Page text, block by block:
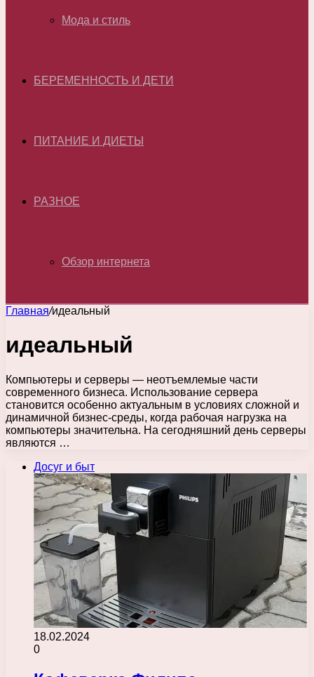
Мода и стиль
БЕРЕМЕННОСТЬ И ДЕТИ
ПИТАНИЕ И ДИЕТЫ
РАЗНОЕ
Обзор интернета
Главная/идеальный
идеальный
Компьютеры и серверы — неотъемлемые части
современного бизнеса. Использование сервера
становится особенно актуальным в условиях сложной и
динамичной бизнес-среды, когда рабочая нагрузка на
компьютеры значительна. На сегодняшний день серверы
являются …
Досуг и быт
18.02.2024
0